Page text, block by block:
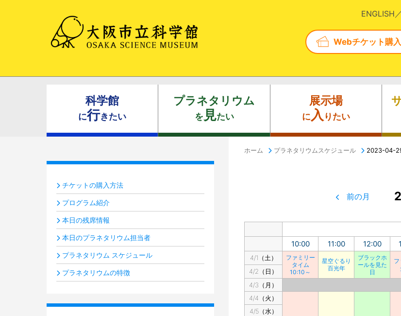
ENGLISH
Webチケット購
科学館
に行きたい
プラネタリウム
を 見たい
展示場
に入 りたい
ホーム プラネタリウムスケジュール 2023-04-
前の月
10:00
11:00 12:00
4/1（土）
ファミリー
タイム
10:10～
星空ぐるり
百光年
ブラックホ
ールを見た
日
フ
4/2（日）
4/3（月）
4/4（火）
4/5（水）
チケットの購入方法
プログラム紹介
本日の残席情報
本日のプラネタリウム担当者
プラネタリウム スケジュール
プラネタリウムの特徴